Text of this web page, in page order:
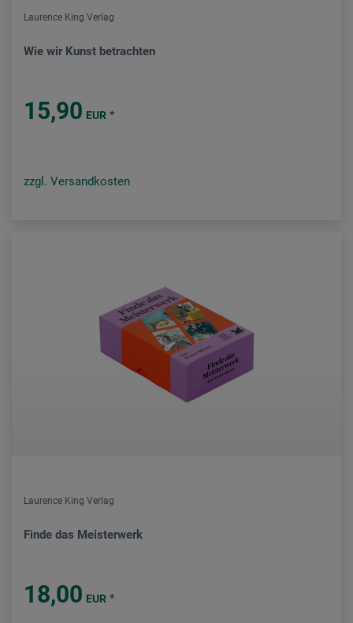
Laurence King Verlag
Wie wir Kunst betrachten
15,90 EUR *
zzgl. Versandkosten
Laurence King Verlag
Finde das Meisterwerk
18,00 EUR *